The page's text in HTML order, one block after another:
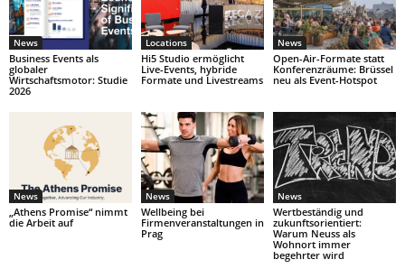
News
Business Events als
globaler
Wirtschaftsmotor: Studie
2026
Locations
Hi5 Studio ermöglicht
Live-Events, hybride
Formate und Livestreams
News
Open-Air-Formate statt
Konferenzräume: Brüssel
neu als Event-Hotspot
News
„Athens Promise“ nimmt
die Arbeit auf
News
Wellbeing bei
Firmenveranstaltungen in
Prag
News
Wertbeständig und
zukunftsorientiert:
Warum Neuss als
Wohnort immer
begehrter wird